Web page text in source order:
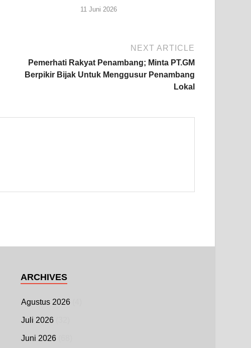
11 Juni 2026
NEXT ARTICLE
Pemerhati Rakyat Penambang; Minta PT.GM
Berpikir Bijak Untuk Menggusur Penambang
Lokal
ARCHIVES
Agustus 2026
Juli 2026
Juni 2026